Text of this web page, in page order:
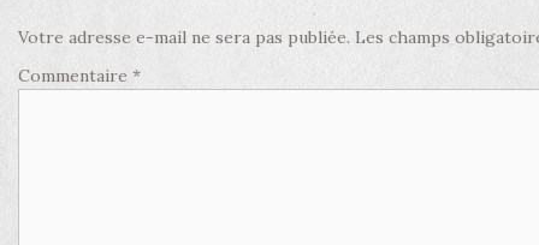
Votre adresse e-mail ne sera pas publiée. Les champs
Commentaire *